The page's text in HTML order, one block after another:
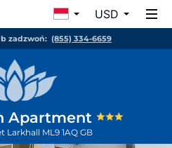
USD
zadzwoń: (855) 334-6659
Apartment
Larkhall ML9 1AQ GB